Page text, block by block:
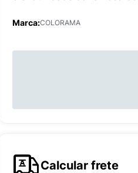
Marca:COLORAMA
Calcular frete